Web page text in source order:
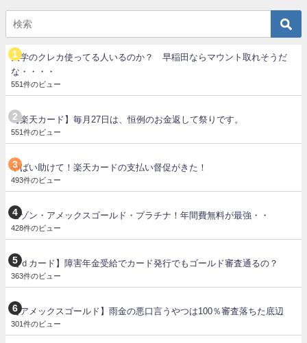
大学のクレカ使ってる人いるのか？ 早稲田ならマウント取れそうだ
な・・・・
551件のビュー
【楽天カード】毎月27日は、恒例のお金返して祭りです。
551件のビュー
やばい助けて！楽天カードの支払い督促がきた！
493件のビュー
セゾン・アメックスゴールド・プラチナ！年間費無料が最強・・
428件のビュー
【ｄカード】障害年金受給でカード発行でもゴールド審査通るの？
363件のビュー
【アメックスゴールド】雨金の悪口言うやつは100％審査落ちた底辺
301件のビュー